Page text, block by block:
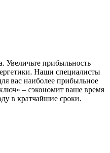
Увеличьте прибыльность
Наши специалисты
вас наиболее прибыльное
– сэкономит ваше время
в кратчайшие сроки.